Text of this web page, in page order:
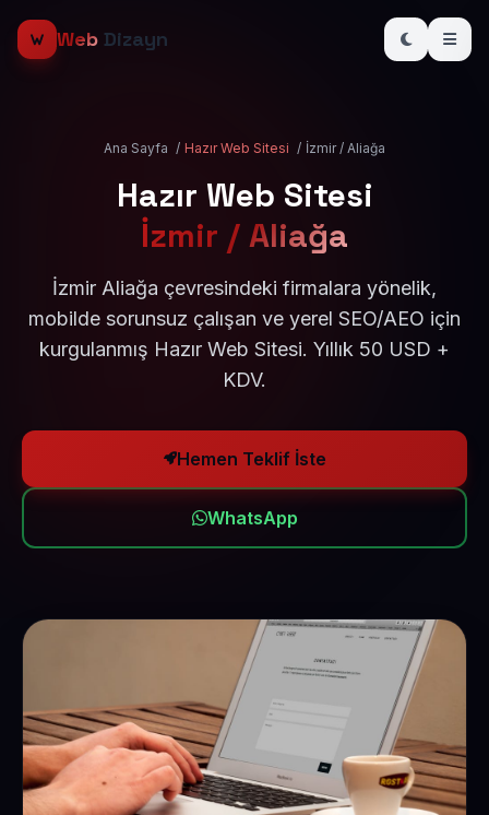
Web Dizayn
Ana Sayfa / Hazır Web Sitesi / İzmir / Aliağa
Hazır Web Sitesi
İzmir / Aliağa
İzmir Aliağa çevresindeki firmalara yönelik,
mobilde sorunsuz çalışan ve yerel SEO/AEO için
kurgulanmış Hazır Web Sitesi. Yıllık 50 USD +
KDV.
Hemen Teklif İste
WhatsApp